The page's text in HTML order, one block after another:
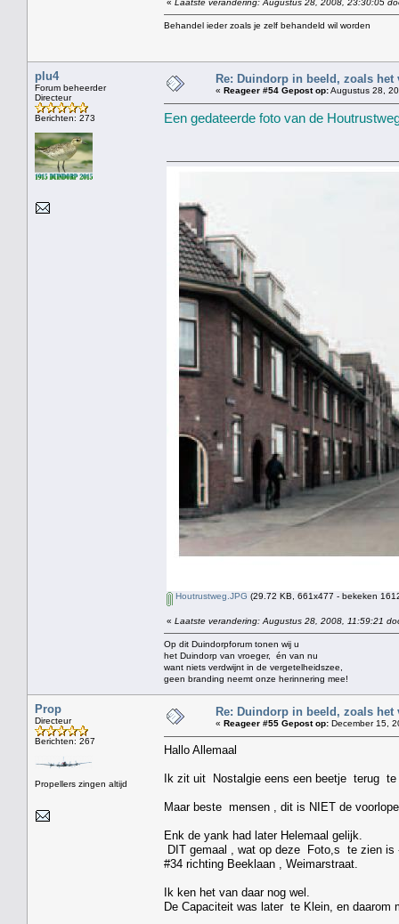
« Laatste verandering: Augustus 28, 2008, 23:30:05
Behandel ieder zoals je zelf behandeld wil worden
plu4
Forum beheerder
Directeur
Berichten: 273
Re: Duindorp in beeld, zoals het
« Reageer #54 Gepost op:Augustus 28,
Een gedateerde foto van de
Houtrustweg.JPG (29.72 KB, 661x477 - bekeken
« Laatste verandering: Augustus 28, 2008, 11:59:21
Op dit Duindorpforum tonen wij u
het Duindorp van vroeger, én van nu
want niets verdwijnt in de vergetelheidszee,
geen branding neemt onze herinnering mee!
Prop
Directeur
Berichten: 267
Propellers zingen altijd
Re: Duindorp in beeld, zoals het
« Reageer #55 Gepost op: December 15,
Hallo Allemaal
Ik zit uit Nostalgie eens een beetje terug
Maar beste mensen , dit is NIET de
Enk de yank had later Helemaal gelijk.
DIT gemaal , wat op deze Foto,s te zien is
#34 richting Beeklaan , Weimarstraat.
Ik ken het van daar nog wel.
De Capaciteit was later te Klein, en